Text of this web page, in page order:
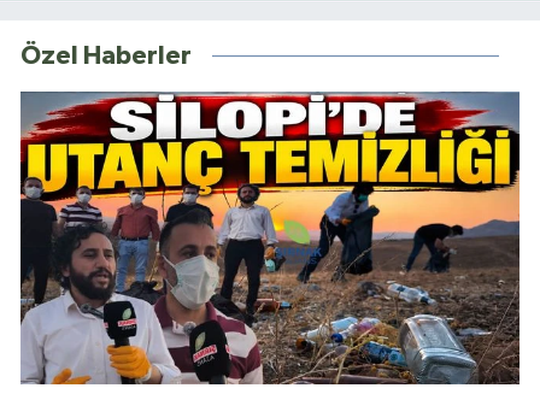
Özel Haberler